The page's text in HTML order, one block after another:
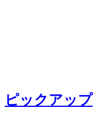
ピックアップ